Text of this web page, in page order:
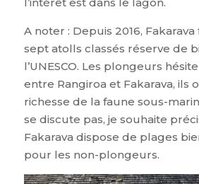
A noter : Depuis 2016,
sept atolls classés réserve de
l’UNESCO. Les plongeurs
entre Rangiroa et Fakarava, ils
richesse de la faune sous-
se discute pas, je souhaite
Fakarava dispose de plages
pour les non-plongeurs.